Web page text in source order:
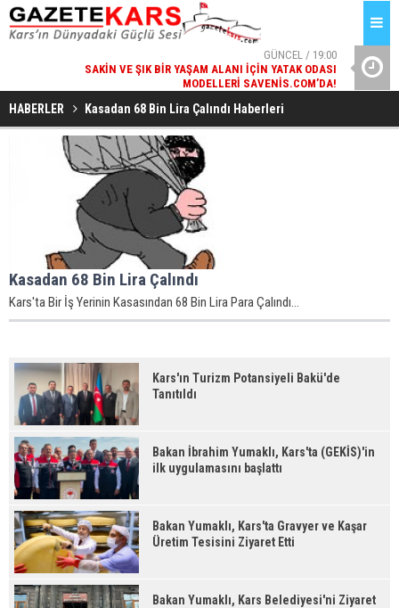
GÜNCEL / 19:00
SAKIN VE ŞIK BIR YAŞAM ALANI İÇIN YATAK ODASI
MODELLERI SAVENIS.COM’DA!
HABERLER Kasadan 68 Bin Lira Çalındı Haberleri
Kasadan 68 Bin Lira Çalındı
Kars'ta Bir İş Yerinin Kasasından 68 Bin Lira Para Çalındı...
Kars'ın Turizm Potansiyeli Bakü'de
Tanıtıldı
Bakan İbrahim Yumaklı, Kars'ta (GEKİS)'in
ilk uygulamasını başlattı
Bakan Yumaklı, Kars'ta Gravyer ve Kaşar
Üretim Tesisini Ziyaret Etti
Bakan Yumaklı, Kars Belediyesi'ni Ziyaret